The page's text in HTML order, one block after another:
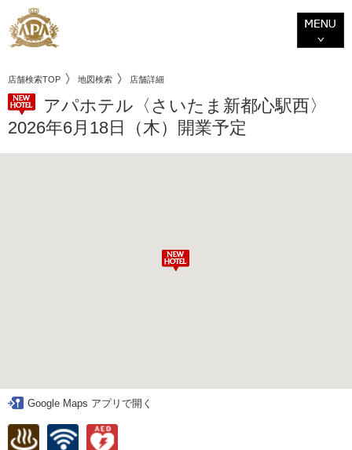
店舗検索TOP 地図検索 店舗詳細
アパホテル〈さいたま新都心駅西〉
2026年6月18日（木）開業予定
Google Maps アプリで開く